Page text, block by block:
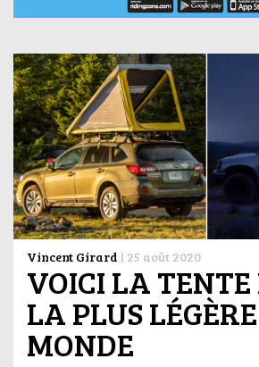
Vincent Girard | 25 août 2020
VOICI LA TENTE
LA PLUS
MONDE